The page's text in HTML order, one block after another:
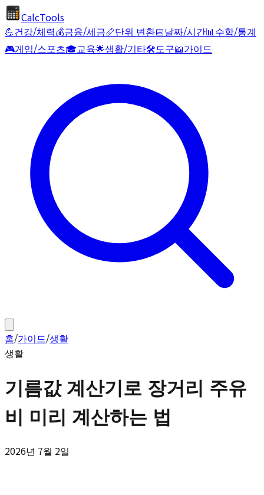
CalcTools
💪건강/체력💰금융/세금📏단위 변환📅날짜/시간📊수학/통계
🎮게임/스포츠🎓교육🌟생활/기타🛠️도구📖가이드
홈/가이드/생활
생활
기름값 계산기로 장거리 주유
비 미리 계산하는 법
2026년 7월 2일